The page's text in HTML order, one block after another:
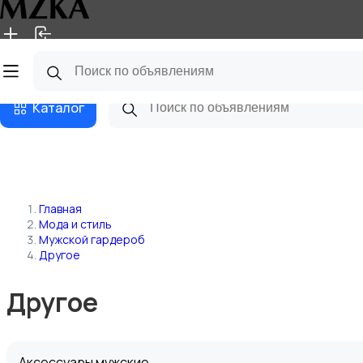
Главная Магазины
Каталог
Главная
Мода и стиль
Мужской гардероб
Другое
Другое